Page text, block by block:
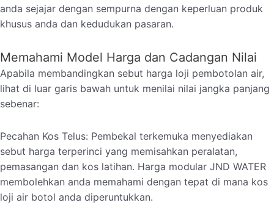
anda sejajar dengan sempurna dengan keperluan produk
khusus anda dan kedudukan pasaran.
Memahami Model Harga dan Cadangan Nilai
Apabila membandingkan sebut harga loji pembotolan air,
lihat di luar garis bawah untuk menilai nilai jangka panjang
sebenar:
Pecahan Kos Telus: Pembekal terkemuka menyediakan
sebut harga terperinci yang memisahkan peralatan,
pemasangan dan kos latihan. Harga modular JND WATER
membolehkan anda memahami dengan tepat di mana kos
loji air botol anda diperuntukkan.